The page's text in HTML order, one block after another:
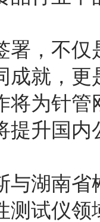
署，不
成就，
将为针
提升国
与湖南
测试仪